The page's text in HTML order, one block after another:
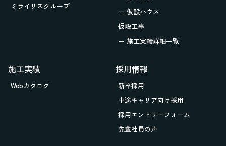
ミライリスグループ
ー 仮設ハウス
仮設工事
ー 施工実績詳細一覧
施工実績
Webカタログ
採用情報
新卒採用
中途キャリア向け採用
採用エントリーフォーム
先輩社員の声